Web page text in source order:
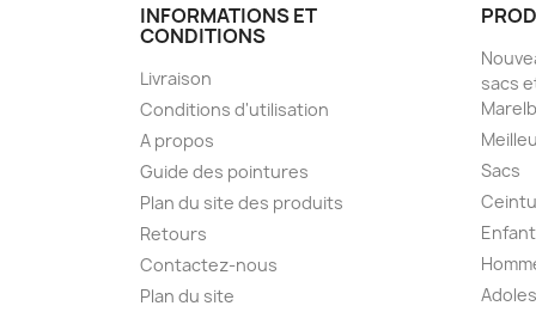
INFORMATIONS ET
CONDITIONS
Livraison
Conditions d'utilisation
A propos
Guide des pointures
Plan du site des produits
Retours
Contactez-nous
Plan du site
sacs
Sacs